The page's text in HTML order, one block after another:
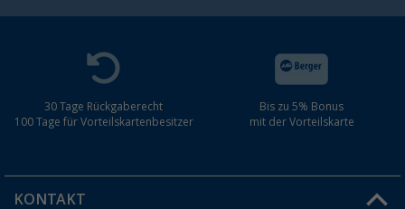
30 Tage Rückgaberecht
100 Tage für Vorteilskartenbesitzer
Bis zu 5% Bonus
mit der Vorteilskarte
KONTAKT